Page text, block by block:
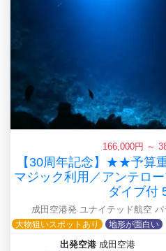
166,000円 ～
【30周年記念】★★予算
マジック利用／アンテロ
ダイブ付
成田空港発 ユナイテッド航空
大物狙いスポットあり
地形が面白い
出発空港 成田空港